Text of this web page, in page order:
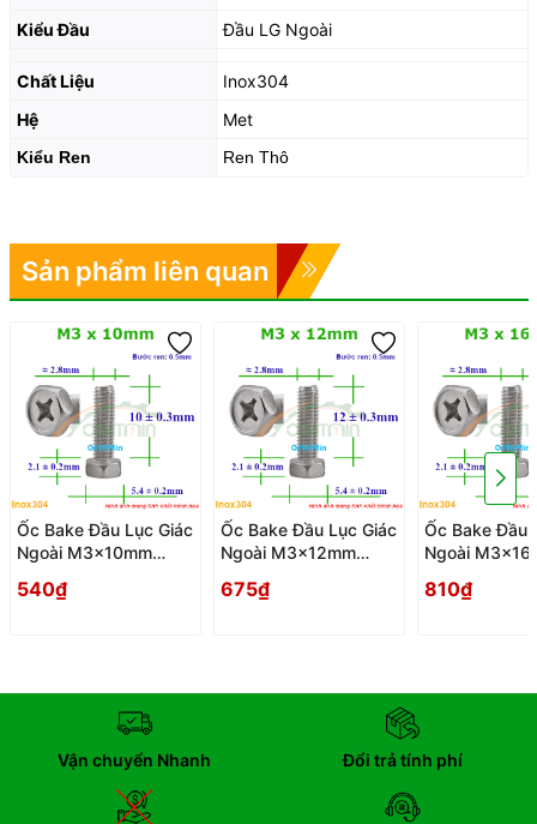
Kiểu Đầu
Đầu LG Ngoài
Chất Liệu
Inox304
Hệ
Met
Kiểu Ren Ren Thô
Sản phẩm liên quan
Ốc Bake Đầu Lục Giác
Ngoài M3x10mm
Dau Luc Giac Ngoai
540₫
Ốc Bake Đầu Lục Giác
Ngoài M3x12mm
Dau Luc Giac Ngoai
675₫
Ốc Bake Đầu
Ngoài
Dau Luc Giac
810₫
Vận chuyển Nhanh Đổi trả tính phí